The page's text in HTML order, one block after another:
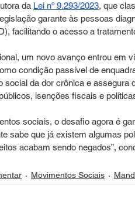
da Lei nº 9.293/2023, que
garante às pessoas
facilitando o acesso a
um novo avanço entrou em
condição passível de
social da dor crônica e
isenções fiscais e
sociais, o desafio agora é
sabe que já existem algumas
acabam sendo negados”,
Movimentos Sociais